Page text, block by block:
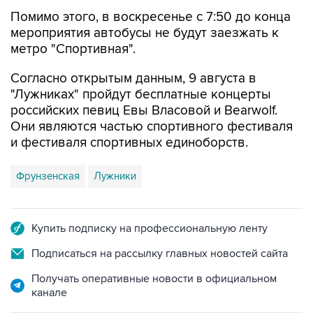
Помимо этого, в воскресенье с 7:50 до конца
мероприятия автобусы не будут заезжать к
метро "Спортивная".
Согласно открытым данным, 9 августа в
"Лужниках" пройдут бесплатные концерты
российских певиц Евы Власовой и Bearwolf.
Они являются частью спортивного фестиваля
и фестиваля спортивных единоборств.
Фрунзенская Лужники
Купить подписку на профессиональную ленту
Подписаться на рассылку главных новостей сайта
Получать оперативные новости в официальном
канале